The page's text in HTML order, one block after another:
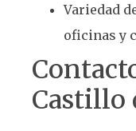
Variedad
oficinas y
Castillo